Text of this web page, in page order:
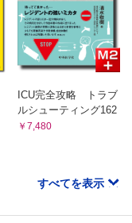
ICU完全攻略 トラブ
ルシューティング162
￥7,480
すべてを表示